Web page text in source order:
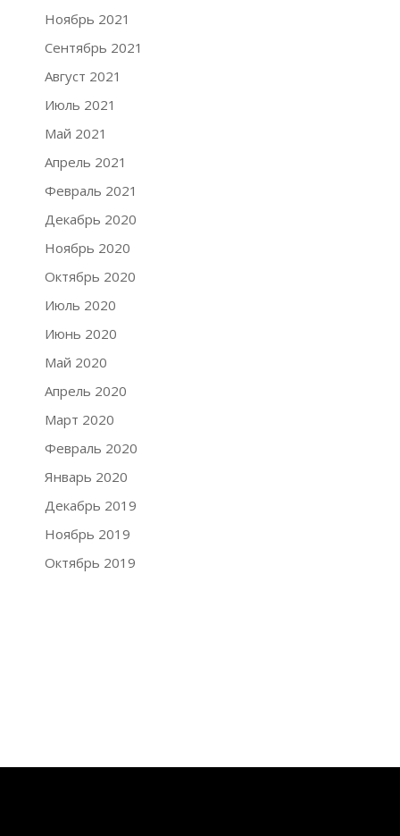
Ноябрь 2021
Сентябрь 2021
Август 2021
Июль 2021
Май 2021
Апрель 2021
Февраль 2021
Декабрь 2020
Ноябрь 2020
Октябрь 2020
Июль 2020
Июнь 2020
Май 2020
Апрель 2020
Март 2020
Февраль 2020
Январь 2020
Декабрь 2019
Ноябрь 2019
Октябрь 2019